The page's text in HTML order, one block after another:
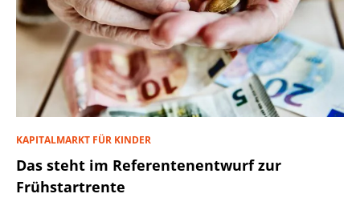
KAPITALMARKT FÜR KINDER
Das steht im Referentenentwurf zur
Frühstartrente